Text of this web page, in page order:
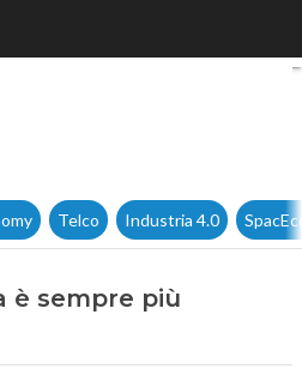
Italia la musica è sempre
Telco Industria 4.0
è sempre più